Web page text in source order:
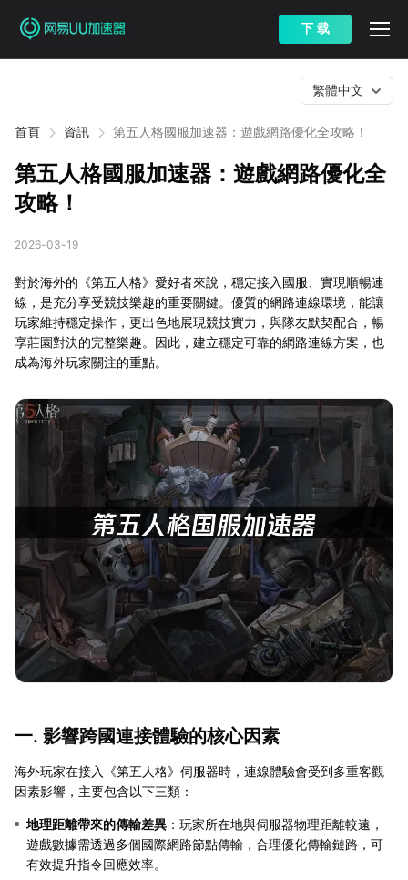
下 载
首頁 資訊 第五人格國服加速器：遊戲網路優化全攻略！
繁體中文
第五人格國服加速器：遊戲網路優化全
攻略！
2026-03-19
對於海外的《第五人格》愛好者來說，穩定接入國服、實現順暢連
線，是充分享受競技樂趣的重要關鍵。優質的網路連線環境，能讓
玩家維持穩定操作，更出色地展現競技實力，與隊友默契配合，暢
享莊園對決的完整樂趣。因此，建立穩定可靠的網路連線方案，也
成為海外玩家關注的重點。
一. 影響跨國連接體驗的核心因素
海外玩家在接入《第五人格》伺服器時，連線體驗會受到多重客觀
因素影響，主要包含以下三類：
地理距離帶來的傳輸差異 ：玩家所在地與伺服器物理距離較遠，
遊戲數據需透過多個國際網路節點傳輸，合理優化傳輸鏈路，可
有效提升指令回應效率。